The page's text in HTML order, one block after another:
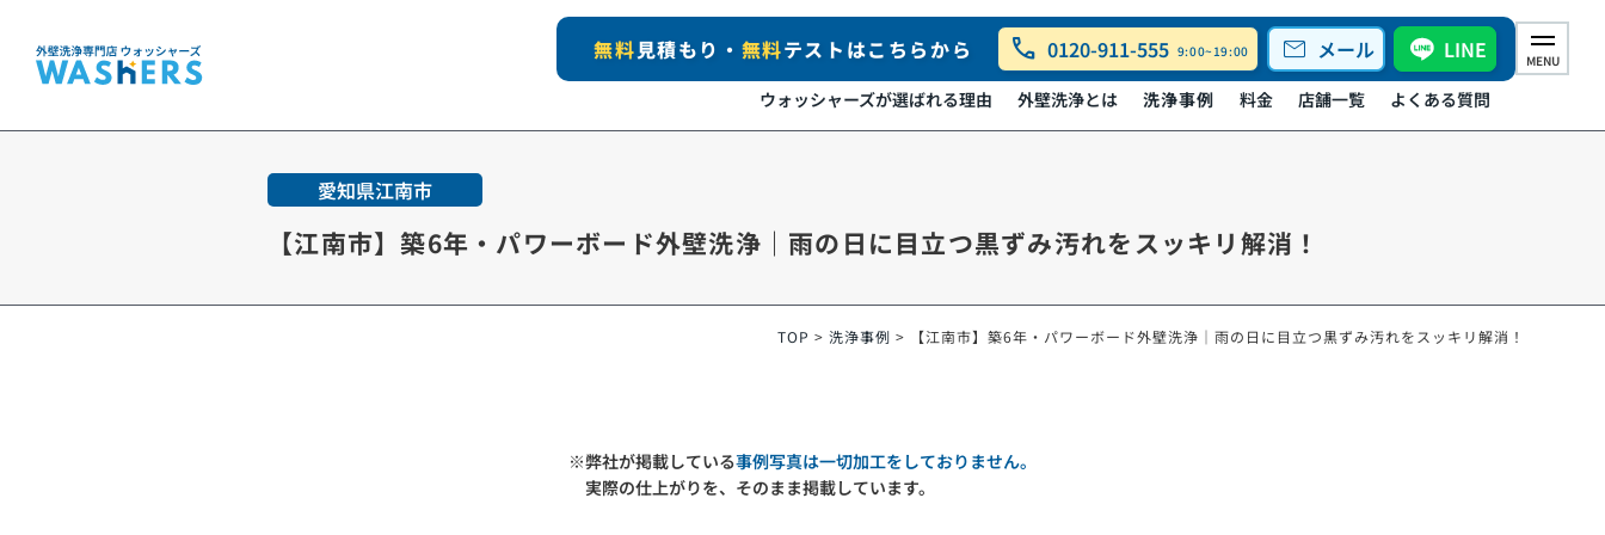
無料見積もり・ 無料テストはこちらから call 0120-911-555 9:00~19:00 mail メール LINE
ウォッシャーズが選ばれる理由 外壁洗浄とは 洗浄事例 料金 店舗一覧 よくある質問
MENU
愛知県江南市
【江南市】築6年・パワーボード外壁洗浄｜雨の日に目立つ黒ずみ汚れをスッキリ解消！
TOP > 洗浄事例 > 【江南市】築6年・パワーボード外壁洗浄｜雨の日に目立つ黒ずみ汚れをスッキリ解消！
※弊社が掲載している事例写真は一切加工をしておりません。
実際の仕上がりを、そのまま掲載しています。